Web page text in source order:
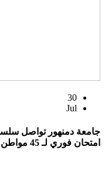
30
Jul
جامعة دمنهور تواصل
امتحان فوري لـ 45 مواطن أمي بمركز الأبعادية ب